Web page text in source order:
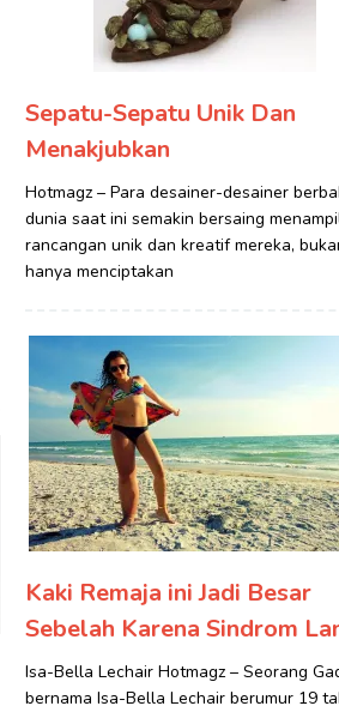
Sepatu-Sepatu Unik Dan
Menakjubkan
Hotmagz – Para desainer-desainer
dunia saat ini semakin bersaing
rancangan unik dan kreatif mereka,
hanya menciptakan
Kaki Remaja ini Jadi Besar
Sebelah Karena Sindrom
Isa-Bella Lechair Hotmagz – Seorang
bernama Isa-Bella Lechair berumur 19